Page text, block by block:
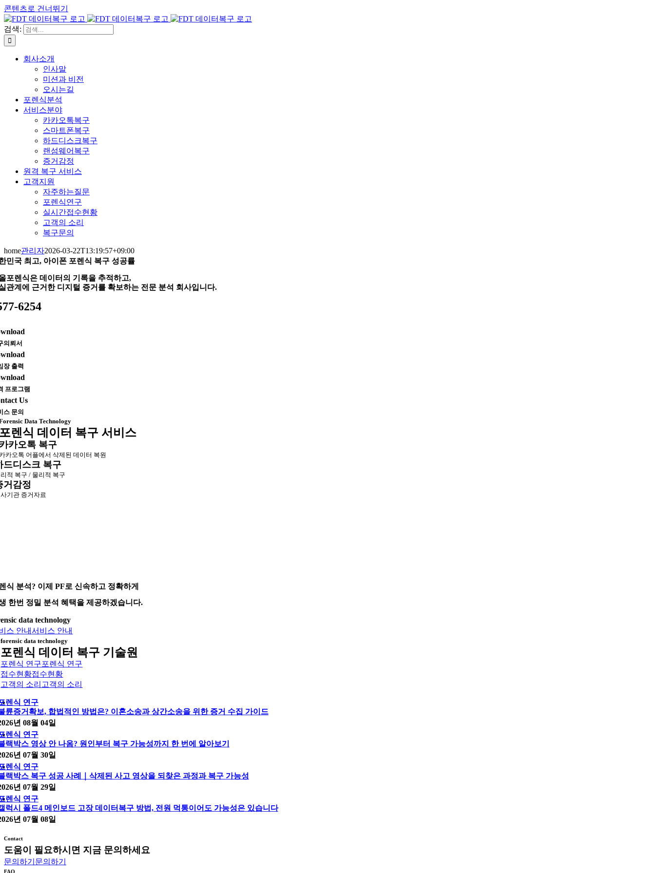
콘텐츠로 건너뛰기
검색:
회사소개
인사말
미션과 비전
오시는길
포렌식분석
서비스분야
카카오톡복구
스마트폰복구
하드디스크복구
랜섬웨어복구
증거감정
원격 복구 서비스
고객지원
자주하는질문
포렌식연구
실시간접수현황
고객의 소리
복구문의
home관리자2026-03-22T13:19:57+09:00
민국 최고, 아이폰 포렌식 복구 성공률
포렌식은 데이터의 기록을 추적하고,
관계에 근거한 디지털 증거를 확보하는 전문 분석 회사입니다.
6254
의뢰서
장 출력
프로그램
Us
스 문의
Data Technology
렌식 데이터 복구 서비스
카오톡 복구
카오톡 어플에서 삭제된 데이터 복원
드디스크 복구
적 복구 / 물리적 복구
거감정
기관 증거자료
식 분석? 이제 PF로 신속하고 정확하게
한번 정밀 분석 혜택을 제공하겠습니다.
data technology
스 안내서비스 안내
forensic data technology
포렌식 데이터 복구 기술원
포렌식 연구포렌식 연구
접수현황접수현황
고객의 소리 고객의 소리
렌식 연구
륜증거확보, 합법적인 방법은? 이혼소송과 상간소송을 위한 증거 수집 가이드
년 08월 04일
렌식 연구
랙박스 영상 안 나옴? 원인부터 복구 가능성까지 한 번에 알아보기
년 07월 30일
렌식 연구
랙박스 복구 성공 사례｜삭제된 사고 영상을 되찾은 과정과 복구 가능성
년 07월 29일
렌식 연구
럭시 폴드4 메인보드 고장 데이터복구 방법, 전원 먹통이어도 가능성은 있습니다
년 07월 08일
Contact
도움이 필요하시면 지금 문의하세요
문의하기 문의하기
FAQ